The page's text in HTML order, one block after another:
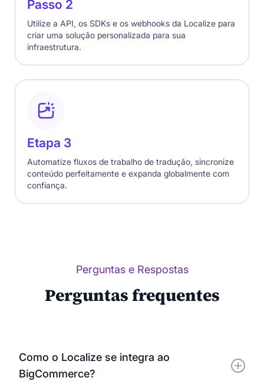
Passo 2
Utilize a API, os SDKs e os webhooks da Localize para
criar uma solução personalizada para sua
infraestrutura.
Etapa 3
Automatize fluxos de trabalho de tradução, sincronize
conteúdo perfeitamente e expanda globalmente com
confiança.
Perguntas e Respostas
Perguntas frequentes
Como o Localize se integra ao
BigCommerce?